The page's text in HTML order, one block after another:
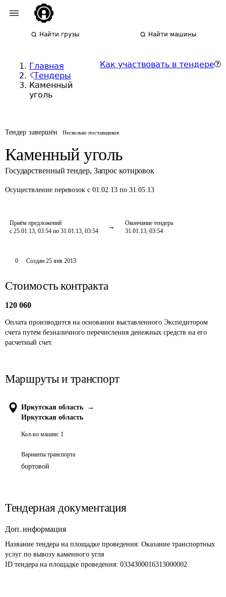
Найти грузы Найти машины
Главная
Тендеры
Каменный
уголь
Как участвовать в тендере
Тендер завершён Несколько поставщиков
Каменный уголь
Государственный тендер, Запрос котировок
Осуществление перевозок с 01.02.13 по 31.05.13
Приём предложений
с 25.01.13, 03:54 по 31.01.13, 03:54
Окончание тендера
31.01.13, 03:54
0 Создан 25 янв 2013
Стоимость контракта
120 060
Оплата производится на основании выставленного Экспедитором
счета путем безналичного перечисления денежных средств на его
расчетный счет.
Маршруты и транспорт
Иркутская область
→
Иркутская область
Кол-во машин: 1
Варианты транспорта
бортовой
Тендерная документация
Доп. информация
Название тендера на площадке проведения: Оказание транспортных
услуг по вывозу каменного угля
ID тендера на площадке проведения: 0334300016313000002